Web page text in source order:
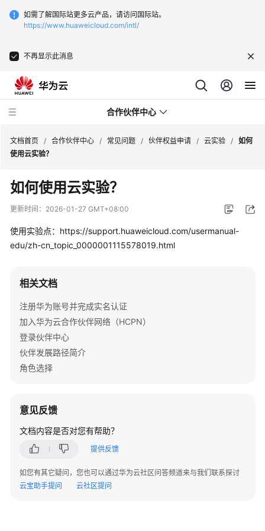
如需了解国际站更多云产品，请访问国际站。
https://www.huaweicloud.com/intl/
不再显示此消息
合作伙伴中心
用
户
指
常
题
概
览
术
语
略
语
解
释
加
入
文档首页 / 合作伙伴中心 / 常见问题 / 伙伴权益申请 / 云实验 / 如何
使用云实验？
如何使用云实验？
更新时间： 2026-01-27 GMT+08:00
使用实验点：https://support.huaweicloud.com/usermanual-
edu/zh-cn_topic_0000001115578019.html
相关文档
注册华为账号并完成实名认证
加入华为云合作伙伴网络（HCPN）
登录伙伴中心
伙伴发展路径简介
角色选择
意见反馈
文档内容是否对您有帮助？
提供反馈
如您有其它疑问，您也可以通过华为云社区问答频道来与我们联系探讨
云宝助手提问
云社区提问